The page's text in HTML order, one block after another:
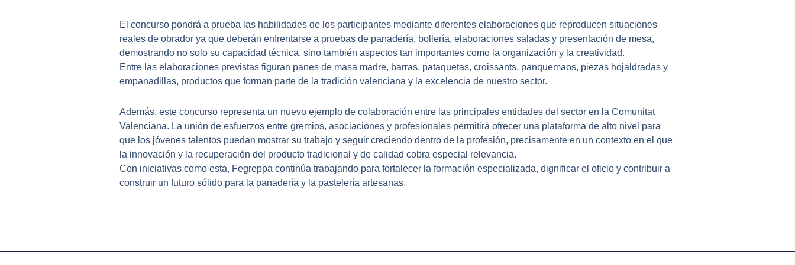
El concurso pondrá a prueba las habilidades de los participantes mediante diferentes elaboraciones que reproducen situaciones
reales de obrador ya que deberán enfrentarse a pruebas de panadería, bollería, elaboraciones saladas y presentación de mesa,
demostrando no solo su capacidad técnica, sino también aspectos tan importantes como la organización y la creatividad.
Entre las elaboraciones previstas figuran panes de masa madre, barras, pataquetas, croissants, panquemaos, piezas hojaldradas y
empanadillas, productos que forman parte de la tradición valenciana y la excelencia de nuestro sector.
Además, este concurso representa un nuevo ejemplo de colaboración entre las principales entidades del sector en la Comunitat
Valenciana. La unión de esfuerzos entre gremios, asociaciones y profesionales permitirá ofrecer una plataforma de alto nivel para
que los jóvenes talentos puedan mostrar su trabajo y seguir creciendo dentro de la profesión, precisamente en un contexto en el que
la innovación y la recuperación del producto tradicional y de calidad cobra especial relevancia.
Con iniciativas como esta, Fegreppa continúa trabajando para fortalecer la formación especializada, dignificar el oficio y contribuir a
construir un futuro sólido para la panadería y la pastelería artesanas.